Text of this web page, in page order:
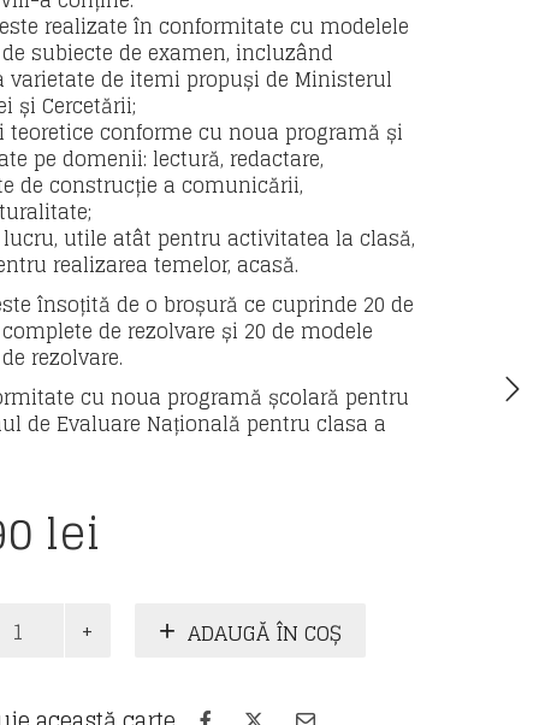
realizate în conformitate cu modelele
subiecte de examen, incluzând
varietate de itemi propuși de Ministerul
și Cercetării;
teoretice conforme cu noua programă și
pe domenii: lectură, redactare,
de construcție a comunicării,
lucru, utile atât pentru activitatea la clasă,
realizarea temelor, acasă.
însoțită de o broșură ce cuprinde 20 de
de rezolvare și 20 de modele
rezolvare.
cu noua programă școlară pentru
de Evaluare Națională pentru clasa a
lei
ADAUGĂ ÎN COȘ